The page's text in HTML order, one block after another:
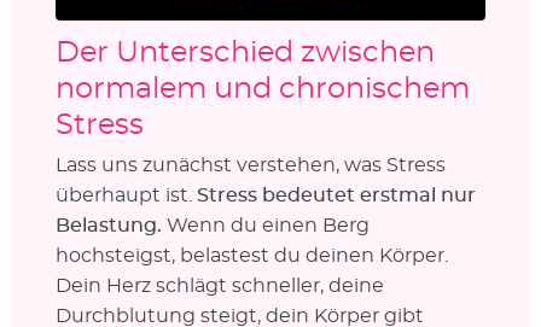
Der Unterschied zwischen
normalem und chronischem
Stress
Lass uns zunächst verstehen, was Stress
überhaupt ist. Stress bedeutet erstmal nur
Belastung. Wenn du einen Berg
hochsteigst, belastest du deinen Körper.
Dein Herz schlägt schneller, deine
Durchblutung steigt, dein Körper gibt